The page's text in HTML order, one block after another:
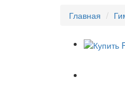
Главная